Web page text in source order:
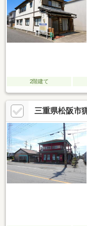
2階建て
三重県松阪市